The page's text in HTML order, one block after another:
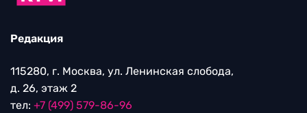
Редакция
115280, г. Москва, ул. Ленинская слобода,
д. 26, этаж 2
тел: +7 (499) 579-86-96